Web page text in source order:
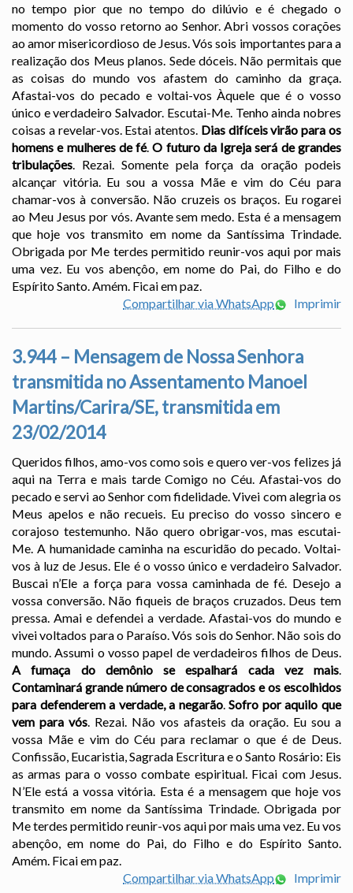
no tempo pior que no tempo do dilúvio e é chegado o
momento do vosso retorno ao Senhor. Abri vossos corações
ao amor misericordioso de Jesus. Vós sois importantes para a
realização dos Meus planos. Sede dóceis. Não permitais que
as coisas do mundo vos afastem do caminho da graça.
Afastai-vos do pecado e voltai-vos Àquele que é o vosso
único e verdadeiro Salvador. Escutai-Me. Tenho ainda nobres
coisas a revelar-vos. Estai atentos. Dias difíceis virão para os
homens e mulheres de fé.O futuro da Igreja será de grandes
tribulações. Rezai. Somente pela força da oração podeis
alcançar vitória. Eu sou a vossa Mãe e vim do Céu para
chamar-vos à conversão. Não cruzeis os braços. Eu rogarei
ao Meu Jesus por vós. Avante sem medo. Esta é a mensagem
que hoje vos transmito em nome da Santíssima Trindade.
Obrigada por Me terdes permitido reunir-vos aqui por mais
uma vez. Eu vos abençôo, em nome do Pai, do Filho e do
Espírito Santo. Amém. Ficai em paz.
Compartilhar via WhatsApp
Imprimir
3.944 – Mensagem de Nossa Senhora
transmitida no Assentamento Manoel
Martins/Carira/SE, transmitida em
23/02/2014
Queridos filhos, amo-vos como sois e quero ver-vos felizes já
aqui na Terra e mais tarde Comigo no Céu. Afastai-vos do
pecado e servi ao Senhor com fidelidade. Vivei com alegria os
Meus apelos e não recueis. Eu preciso do vosso sincero e
corajoso testemunho. Não quero obrigar-vos, mas escutai-
Me. A humanidade caminha na escuridão do pecado. Voltai-
vos à luz de Jesus. Ele é o vosso único e verdadeiro Salvador.
Buscai n’Ele a força para vossa caminhada de fé. Desejo a
vossa conversão. Não fiqueis de braços cruzados. Deus tem
pressa. Amai e defendei a verdade. Afastai-vos do mundo e
vivei voltados para o Paraíso. Vós sois do Senhor. Não sois do
mundo. Assumi o vosso papel de verdadeiros filhos de Deus.
A fumaça do demônio se espalhará cada vez mais.
Contaminará grande número de consagrados e os escolhidos
para defenderem a verdade, a negarão.Sofro por aquilo que
vem para vós. Rezai. Não vos afasteis da oração. Eu sou a
vossa Mãe e vim do Céu para reclamar o que é de Deus.
Confissão, Eucaristia, Sagrada Escritura e o Santo Rosário: Eis
as armas para o vosso combate espiritual. Ficai com Jesus.
N’Ele está a vossa vitória. Esta é a mensagem que hoje vos
transmito em nome da Santíssima Trindade. Obrigada por
Me terdes permitido reunir-vos aqui por mais uma vez. Eu vos
abençôo, em nome do Pai, do Filho e do Espírito Santo.
Amém. Ficai em paz.
Compartilhar via WhatsApp
Imprimir